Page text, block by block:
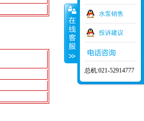
水泵销售
投诉建议
总机:021-52914777